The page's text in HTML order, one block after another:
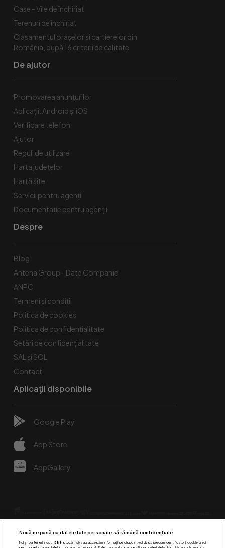
Case - Vile de închiriat
Terenuri de închiriat
Clasamentul orașelor și cartierelor din
România, după 16 criterii de calitate
De ajutor
Promovarea anunțurilor
Aplicații: Android și iOS
Verificare telefon
Ajutor
Reguli de utilizare
Harta județelor
Hartă site
Servicii pentru agenții
Documentație pentru agenții
Despre
Blog
Antena Group - Date Companie
ANPC
Termeni și condiții
Politica de cookies
Politica de confidențialitate
Setări de confidențialitate
SAL și SOL
Contact
Aplicații disponibile
Google Play
App Store
AppGallery
Nouă ne pasă ca datele tale personale să rămână confidențiale
Noi și partenerii noștri 589stocăm și/sau accesăm informații pe dispozitivul dvs., precum identificatorii cookie unici